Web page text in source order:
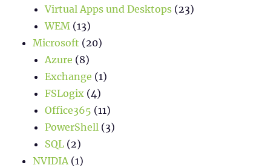
Virtual Apps und Desktops (23)
WEM (13)
Microsoft (20)
Azure (8)
Exchange (1)
FSLogix (4)
Office365 (11)
PowerShell (3)
SQL (2)
NVIDIA(1)